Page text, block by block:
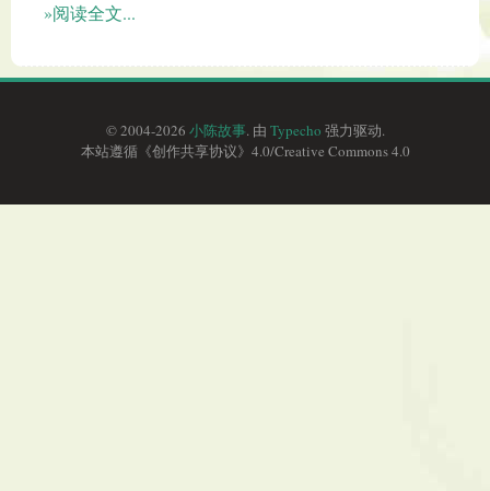
»阅读全文...
© 2004-2026 小陈故事. 由 Typecho 强力驱动.
本站遵循《创作共享协议》4.0/Creative Commons 4.0